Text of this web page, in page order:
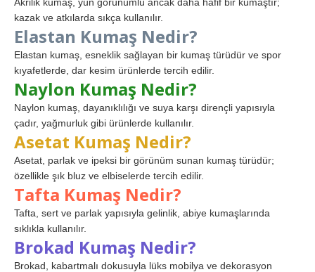
kazak ve atkılarda sıkça kullanılır.
Elastan Kumaş Nedir?
Elastan kumaş, esneklik sağlayan bir kumaş türüdür ve spor
kıyafetlerde, dar kesim ürünlerde tercih edilir.
Naylon Kumaş Nedir?
Naylon kumaş, dayanıklılığı ve suya karşı dirençli yapısıyla
çadır, yağmurluk gibi ürünlerde kullanılır.
Asetat Kumaş Nedir?
Asetat, parlak ve ipeksi bir görünüm sunan kumaş türüdür;
özellikle şık bluz ve elbiselerde tercih edilir.
Tafta Kumaş Nedir?
Tafta, sert ve parlak yapısıyla gelinlik, abiye kumaşlarında
sıklıkla kullanılır.
Brokad Kumaş Nedir?
Brokad, kabartmalı dokusuyla lüks mobilya ve dekorasyon